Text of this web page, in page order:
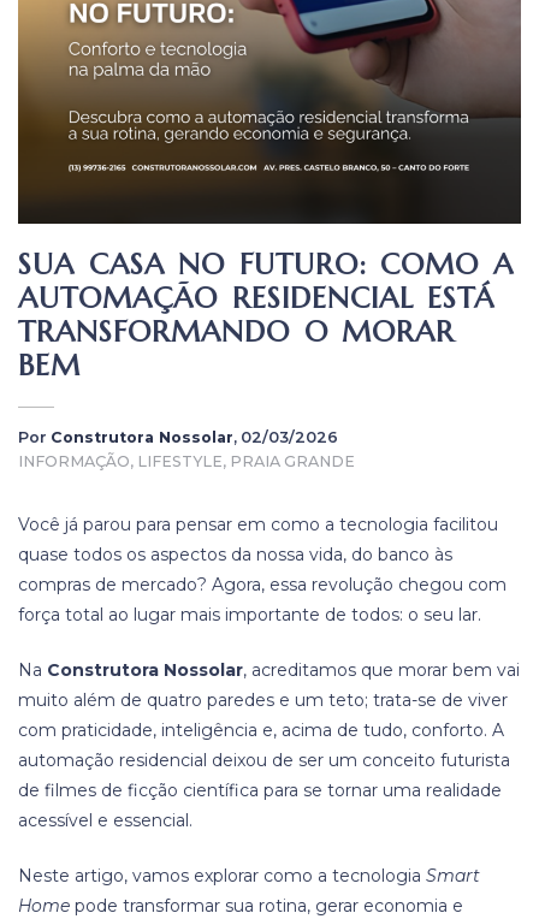
SUA CASA NO FUTURO: COMO A
AUTOMAÇÃO RESIDENCIAL ESTÁ
TRANSFORMANDO O MORAR
BEM
Por Construtora Nossolar, 02/03/2026
INFORMAÇÃO, LIFESTYLE, PRAIA GRANDE
Você já parou para pensar em como a tecnologia facilitou
quase todos os aspectos da nossa vida, do banco às
compras de mercado? Agora, essa revolução chegou com
força total ao lugar mais importante de todos: o seu lar.
Na Construtora Nossolar, acreditamos que morar bem vai
muito além de quatro paredes e um teto; trata-se de viver
com praticidade, inteligência e, acima de tudo, conforto. A
automação residencial deixou de ser um conceito futurista
de filmes de ficção científica para se tornar uma realidade
acessível e essencial.
Neste artigo, vamos explorar como a tecnologia Smart
Home pode transformar sua rotina, gerar economia e